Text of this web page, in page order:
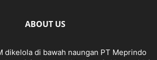
ABOUT US
dikelola di bawah naungan PT Meprindo